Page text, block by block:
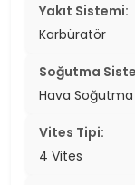
Yakıt Sistemi:
Karbüratör
Soğutma
Hava Soğutma
Vites Tipi:
4 Vites